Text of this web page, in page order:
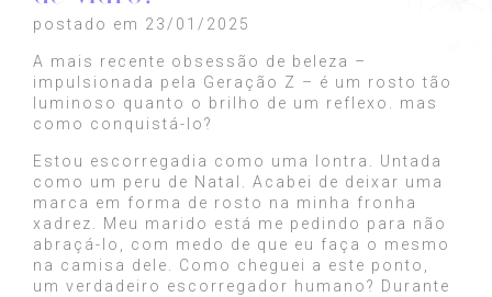
postado em 23/01/2025
A mais recente obsessão de beleza –
impulsionada pela Geração Z – é um rosto tão
luminoso quanto o brilho de um reflexo. mas
como conquistá-lo?
Estou escorregadia como uma lontra. Untada
como um peru de Natal. Acabei de deixar uma
marca em forma de rosto na minha fronha
xadrez. Meu marido está me pedindo para não
abraçá-lo, com medo de que eu faça o mesmo
na camisa dele. Como cheguei a este ponto,
um verdadeiro escorregador humano? Durante